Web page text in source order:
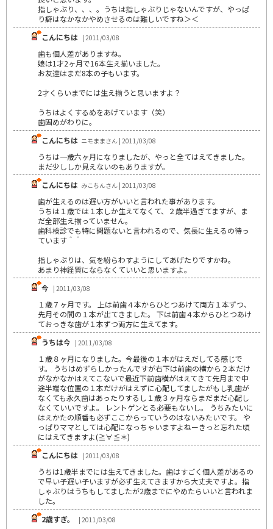
指しゃぶり、、、。うちは指しゃぶりじゃないんですが、やっぱ
り癖はなかなかやめさせるのは難しいですね＞＜
こんにちは | 2011/03/08
歯も個人差がありますね。
娘は1才2ヶ月で16本生え揃いました。
お友達はまだ8本の子もいます。
2才くらいまでには生え揃うと思いますよ？
うちはよくするめをあげています（笑）
歯固めがわりに。
こんにちは ニモままさん | 2011/03/08
うちは一歳六ヶ月になりましたが、やっと全てはえてきました。
まだ少ししか見えないのもありますが。
こんにちは みこちんさん | 2011/03/08
歯が生えるのは遅い方がいいと言われた事があります。
うちは１歳では１本しか生えてなくて、２歳半過ぎてますが、ま
だ全部生え揃っていません。
歯科検診でも特に問題ないと言われるので、気長に生えるの待っ
ています＾＾
指しゃぶりは、気を紛らわすようにしてあげたりですかね。
あまり神経質にならなくていいと思いますよ。
今 | 2011/03/08
１歳７ヶ月です。 上は前歯４本からひとつあけて両方１本ずつ、
先月その間の１本が出てきました。 下は前歯４本からひとつあけ
ておっきな歯が１本ずつ両方に生えてます。
うちは今 | 2011/03/08
１歳８ヶ月になりました。今最後の１本がはえだしてる感じで
す。 うちはめずらしかったんですが右下は前歯の横から２本だけ
がなかなかはえてこないで最近下前歯横がはえてきて先月まで中
途半端な位置の１本だけがはえずに心配してましたがもし乳歯が
なくても永久歯はあったりするし１歳３ヶ月ならまだまだ心配し
なくていいですよ。 レントゲンとる必要もないし。 うちみたいに
はえかたの順番も必ずここからっていうのはないみたいです。 や
っぱりママとしては心配になっちゃいますよねーきっと忘れた頃
にはえてきますよ(≧∀≦＊)
こんにちは | 2011/03/08
うちは1歳半までには生えてきました。歯はすごく個人差があるの
で早い子遅い子いますが必ず生えてきますから大丈夫ですよ。指
しゃぶりはうちもしてましたが2歳までにやめたらいいと言われま
した。
2歳すぎ。
| 2011/03/08